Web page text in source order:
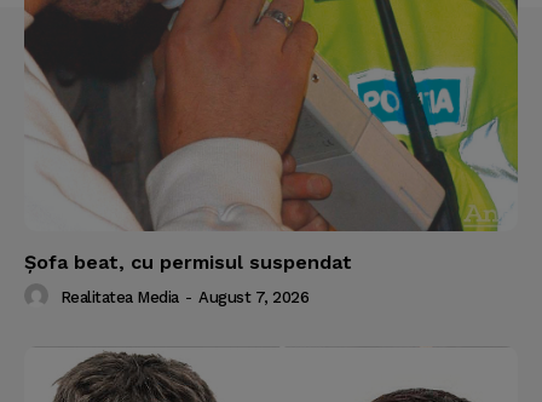
Şofa beat, cu permisul suspendat
Realitatea Media - August 7, 2026